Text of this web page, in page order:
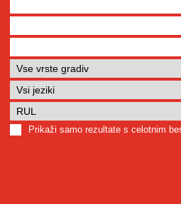
Prikaži samo rezultate s celotnim